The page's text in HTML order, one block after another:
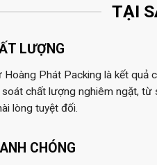
TẠI
LƯỢNG
Phát Packing là kết quả
soát chất lượng nghiêm ngặt, từ
lòng tuyệt đối.
CHÓNG